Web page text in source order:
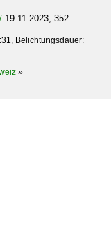
19.11.2023, 352
Belichtungsdauer:
»